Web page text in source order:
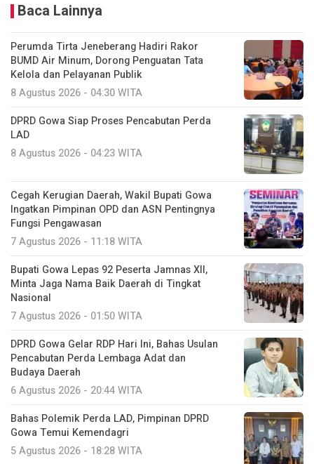
Baca Lainnya
Perumda Tirta Jeneberang Hadiri Rakor
BUMD Air Minum, Dorong Penguatan Tata
Kelola dan Pelayanan Publik
8 Agustus 2026 - 04:30 WITA
DPRD Gowa Siap Proses Pencabutan Perda
LAD
8 Agustus 2026 - 04:23 WITA
Cegah Kerugian Daerah, Wakil Bupati Gowa
Ingatkan Pimpinan OPD dan ASN Pentingnya
Fungsi Pengawasan
7 Agustus 2026 - 11:18 WITA
Bupati Gowa Lepas 92 Peserta Jamnas XII,
Minta Jaga Nama Baik Daerah di Tingkat
Nasional
7 Agustus 2026 - 01:50 WITA
DPRD Gowa Gelar RDP Hari Ini, Bahas Usulan
Pencabutan Perda Lembaga Adat dan
Budaya Daerah
6 Agustus 2026 - 20:44 WITA
Bahas Polemik Perda LAD, Pimpinan DPRD
Gowa Temui Kemendagri
5 Agustus 2026 - 18:28 WITA